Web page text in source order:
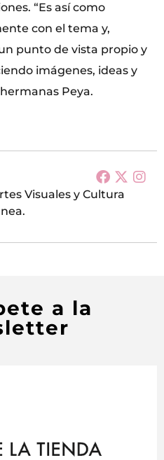
“Es así como
con el tema y,
punto de vista propio y
imágenes, ideas y
Peya.
Visuales y Cultura
a la